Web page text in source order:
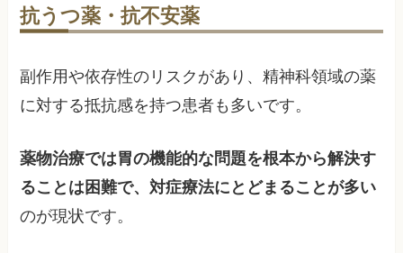
抗うつ薬・抗不安薬
副作用や依存性のリスクがあり、精神科領域の薬
に対する抵抗感を持つ患者も多いです。
薬物治療では胃の機能的な問題を根本から解決す
ることは困難で、対症療法にとどまることが多い
のが現状です。